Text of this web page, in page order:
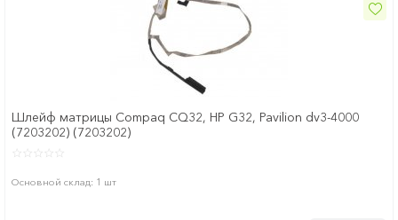
Шлейф матрицы Compaq CQ32, HP G32, Pavilion dv3-4000
(7203202) (7203202)
Основной склад: 1 шт